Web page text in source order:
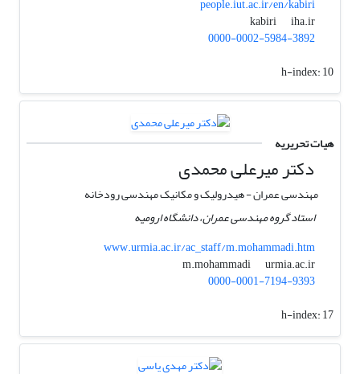
people.iut.ac.ir/en/kabiri
kabiri
iha.ir
0000-0002-5984-3892
h-index:10
هیات تحریریه
دکتر میرعلی محمدی
مهندسی عمران - هیدرولیک و مکانیک مهندسی رودخانه
استاد گروه مهندسی عمران، دانشگاه ارومیه
www.urmia.ac.ir/ac_staff/m.mohammadi.htm
m.mohammadi
urmia.ac.ir
0000-0001-7194-9393
h-index:17